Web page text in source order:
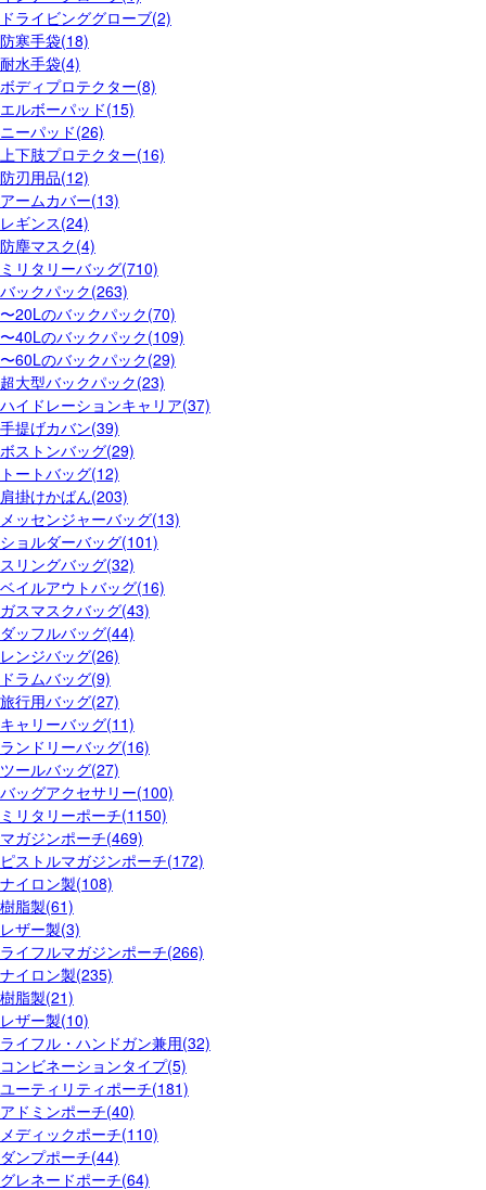
ドライビンググローブ(2)
防寒手袋(18)
耐水手袋(4)
ボディプロテクター(8)
エルボーパッド(15)
ニーパッド(26)
上下肢プロテクター(16)
防刃用品(12)
アームカバー(13)
レギンス(24)
防塵マスク(4)
ミリタリーバッグ(710)
バックパック(263)
〜20Lのバックパック(70)
〜40Lのバックパック(109)
〜60Lのバックパック(29)
超大型バックパック(23)
ハイドレーションキャリア(37)
手提げカバン(39)
ボストンバッグ(29)
トートバッグ(12)
肩掛けかばん(203)
メッセンジャーバッグ(13)
ショルダーバッグ(101)
スリングバッグ(32)
ベイルアウトバッグ(16)
ガスマスクバッグ(43)
ダッフルバッグ(44)
レンジバッグ(26)
ドラムバッグ(9)
旅行用バッグ(27)
キャリーバッグ(11)
ランドリーバッグ(16)
ツールバッグ(27)
バッグアクセサリー(100)
ミリタリーポーチ(1150)
マガジンポーチ(469)
ピストルマガジンポーチ(172)
ナイロン製(108)
樹脂製(61)
レザー製(3)
ライフルマガジンポーチ(266)
ナイロン製(235)
樹脂製(21)
レザー製(10)
ライフル・ハンドガン兼用(32)
コンビネーションタイプ(5)
ユーティリティポーチ(181)
アドミンポーチ(40)
メディックポーチ(110)
ダンプポーチ(44)
グレネードポーチ(64)